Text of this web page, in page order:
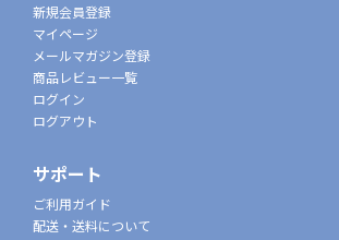
新規会員登録
マイページ
メールマガジン登録
商品レビュー一覧
ログイン
ログアウト
サポート
ご利用ガイド
配送・送料について